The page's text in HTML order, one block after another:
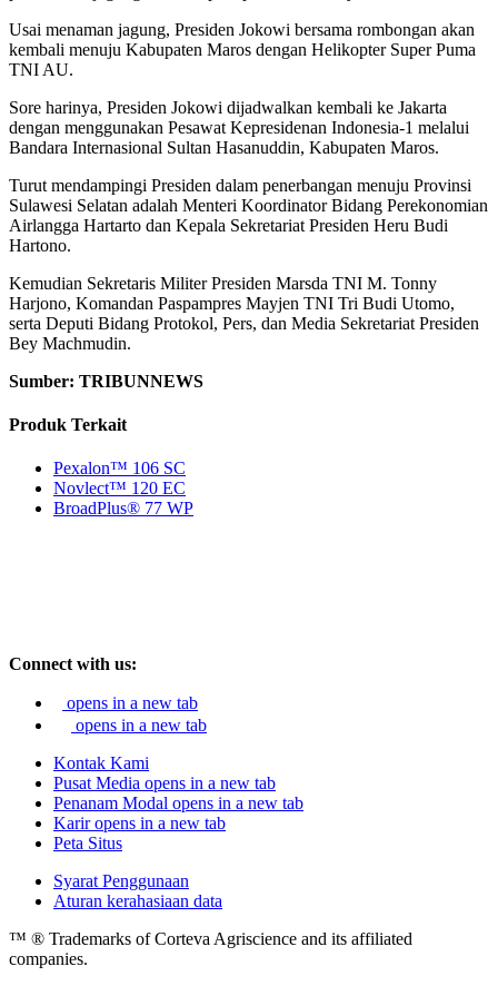
Usai menaman jagung, Presiden Jokowi bersama rombongan akan
kembali menuju Kabupaten Maros dengan Helikopter Super Puma
TNI AU.
Sore harinya, Presiden Jokowi dijadwalkan kembali ke Jakarta
dengan menggunakan Pesawat Kepresidenan Indonesia-1 melalui
Bandara Internasional Sultan Hasanuddin, Kabupaten Maros.
Turut mendampingi Presiden dalam penerbangan menuju Provinsi
Sulawesi Selatan adalah Menteri Koordinator Bidang Perekonomian
Airlangga Hartarto dan Kepala Sekretariat Presiden Heru Budi
Hartono.
Kemudian Sekretaris Militer Presiden Marsda TNI M. Tonny
Harjono, Komandan Paspampres Mayjen TNI Tri Budi Utomo,
serta Deputi Bidang Protokol, Pers, dan Media Sekretariat Presiden
Bey Machmudin.
Sumber: TRIBUNNEWS
Produk Terkait
Pexalon™ 106 SC
Novlect™ 120 EC
BroadPlus® 77 WP
Connect with us:
opens in a new tab
opens in a new tab
Kontak Kami
Pusat Media opens in a new tab
Penanam Modal opens in a new tab
Karir opens in a new tab
Peta Situs
Syarat Penggunaan
Aturan kerahasiaan data
™ ® Trademarks of Corteva Agriscience and its affiliated
companies.